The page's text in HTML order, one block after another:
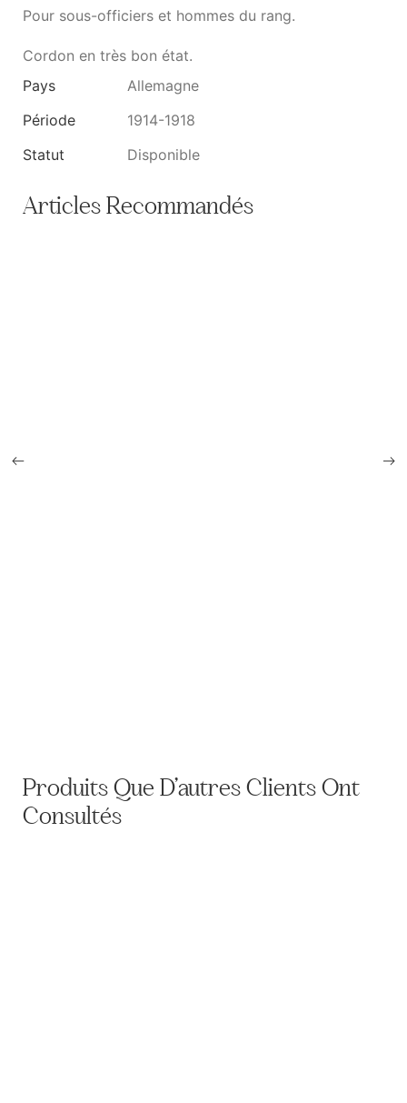
Pour sous-officiers et hommes du rang.
Cordon en très bon état.
Pays
Allemagne
Période
1914-1918
Statut
Disponible
Articles Recommandés
Produits Que D’autres Clients Ont
Consultés